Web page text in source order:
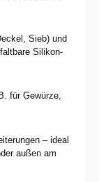
Sieb) und
Silikon-
für Gewürze,
– ideal
außen am